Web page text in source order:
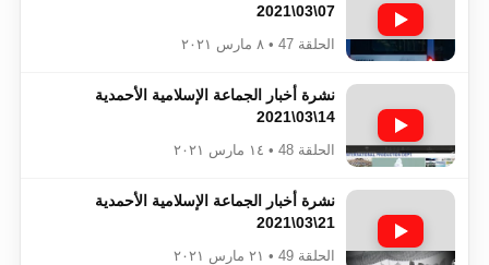
07\03\2021
الحلقة 47 • ٨ مارس ٢٠٢١
نشرة أخبار الجماعة الإسلامية الأحمدية
14\03\2021
الحلقة 48 • ١٤ مارس ٢٠٢١
نشرة أخبار الجماعة الإسلامية الأحمدية
21\03\2021
الحلقة 49 • ٢١ مارس ٢٠٢١